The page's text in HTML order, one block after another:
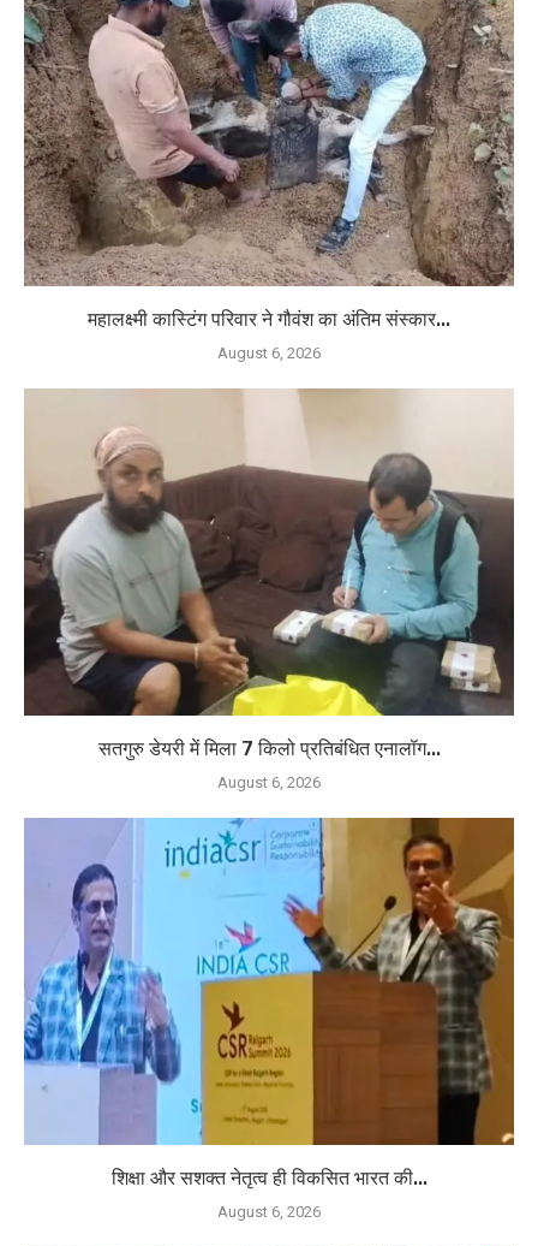
महालक्ष्मी कास्टिंग परिवार ने गौवंश का अंतिम संस्कार...
August 6, 2026
सतगुरु डेयरी में मिला 7 किलो प्रतिबंधित एनालॉग...
August 6, 2026
शिक्षा और सशक्त नेतृत्व ही विकसित भारत की...
August 6, 2026